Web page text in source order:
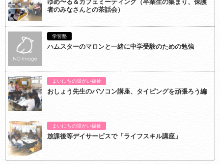
ゆめ〜る＆カフェミーティング（卒業生の集まり、保護
者のみなさんとの茶話会）
学習塾
ハムスターのマロンと一緒に中学受験のための勉強
まいにちの障がい福祉
おしょう先生のパソコン講座、タイピングを頑張ろう編
まいにちの障がい福祉
放課後等デイサービスで「ライフスキル講座」